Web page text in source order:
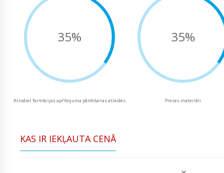
35%
Atrodiet farmācijas aprīkojuma pārdošanas atlaides
35%
Preses materiāli
KAS IR IEKĻAUTA CENĀ